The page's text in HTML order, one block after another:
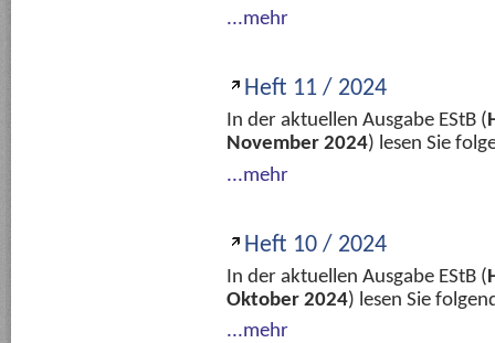
...mehr
Heft 11 / 2024
In der aktuellen Ausgabe EStB (
November 2024) lesen Sie
...mehr
Heft 10 / 2024
In der aktuellen Ausgabe EStB (
Oktober 2024) lesen Sie
...mehr